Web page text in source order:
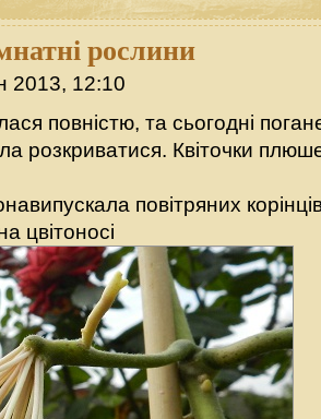
рослини
2013, 12:10
повністю, та сьогодні
розкриватися. Квіточки
повітряних
цвітоносі